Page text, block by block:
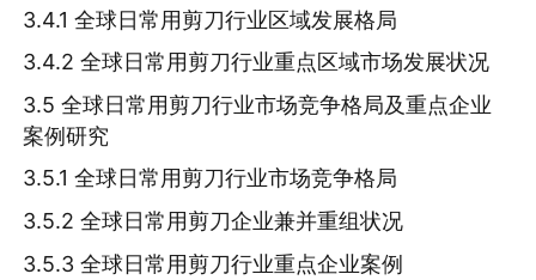
3.4.1 全球日常用剪刀行业区域发展格局
3.4.2 全球日常用剪刀行业重点区域市场发展状况
3.5 全球日常用剪刀行业市场竞争格局及重点企业
案例研究
3.5.1 全球日常用剪刀行业市场竞争格局
3.5.2 全球日常用剪刀企业兼并重组状况
3.5.3 全球日常用剪刀行业重点企业案例